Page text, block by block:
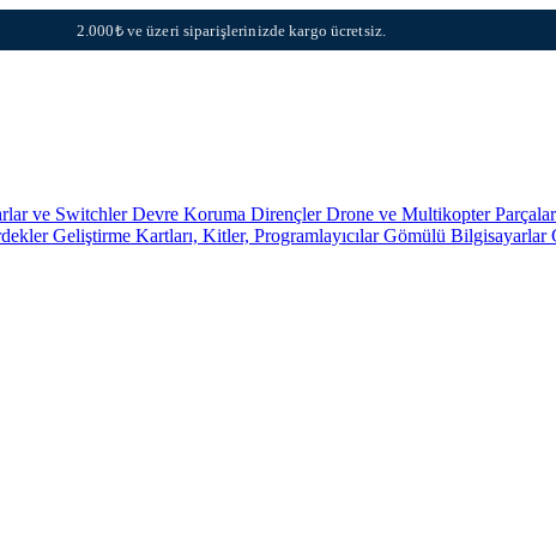
2.000₺ ve üzeri siparişlerinizde kargo ücretsiz.
ve SwitchlerDevre Koruma DirençlerDrone ve Multikopter
Geliştirme Kartları, Kitler, ProgramlayıcılarGömülü Bilgisayarlar